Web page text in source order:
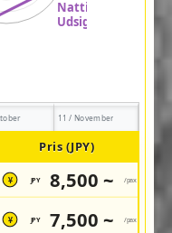
11 / November
Pris (JPY)
¥ JPY 8,500 ~ /pax
¥ JPY 7,500 ~ /pax